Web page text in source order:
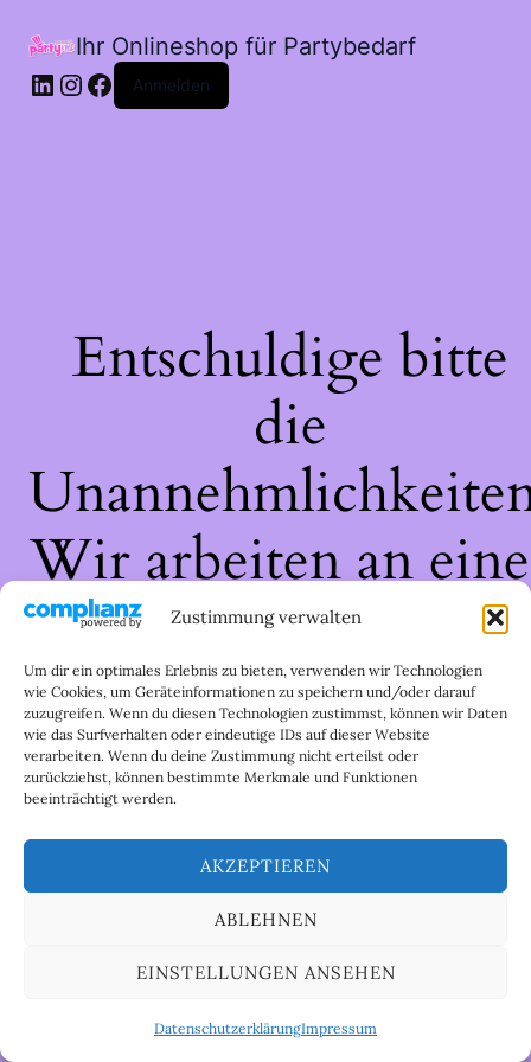
Zustimmung verwalten
Um dir ein optimales Erlebnis zu bieten, verwenden wir Technologien
wie Cookies, um Geräteinformationen zu speichern und/oder darauf
zuzugreifen. Wenn du diesen Technologien zustimmst, können wir Daten
wie das Surfverhalten oder eindeutige IDs auf dieser Website
verarbeiten. Wenn du deine Zustimmung nicht erteilst oder
zurückziehst, können bestimmte Merkmale und Funktionen
beeinträchtigt werden.
AKZEPTIEREN
ABLEHNEN
EINSTELLUNGEN ANSEHEN
DatenschutzerklärungImpressum
Ihr Onlineshop für Partybedarf
LinkedIn
Instagram
Facebook
Anmelden
Entschuldige bitte
die
Wir arbeiten an
großartigen Sache
schau bald wieder
vorbei!